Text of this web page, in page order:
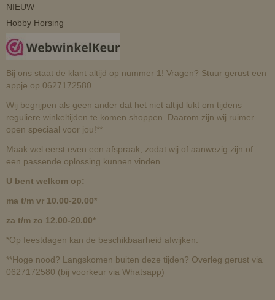
NIEUW
Hobby Horsing
Bij ons staat de klant altijd op nummer 1! Vragen? Stuur gerust een
appje op 0627172580
Wij begrijpen als geen ander dat het niet altijd lukt om tijdens
reguliere winkeltijden te komen shoppen. Daarom zijn wij ruimer
open speciaal voor jou!**
Maak wel eerst even een afspraak, zodat wij of aanwezig zijn of
een passende oplossing kunnen vinden.
U bent welkom op:
ma t/m vr 10.00-20.00*
za t/m zo 12.00-20.00*
*Op feestdagen kan de beschikbaarheid afwijken.
**Hoge nood? Langskomen buiten deze tijden? Overleg gerust via
0627172580 (bij voorkeur via Whatsapp)